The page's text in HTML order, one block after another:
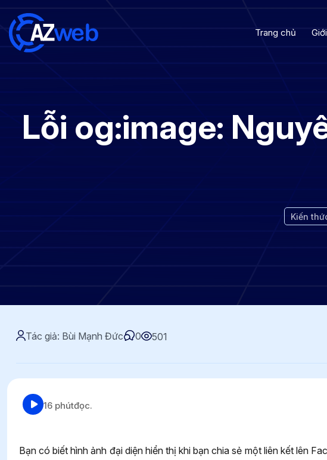
Trang chủ
Lỗi og:image:
Kiến
Tác giả: Bùi Mạnh Đức 0 501
16 phútđọc.
Bạn có biết hình ảnh đại diện hiển thị khi bạn chia sẻ một liên kết lên